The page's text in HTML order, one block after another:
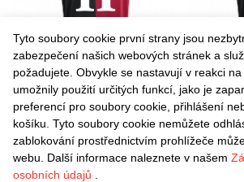
Danxen Dámské Artem
Stepanov #11 Vínová Černá
Domů Hráčské Dresy
2025/26 Dres
Kč1.542,60
Danxen
Černá
2025/26
Kč
Tyto soubory cookie první strany jsou
zabezpečení našich webových stránek a
požadujete. Obvykle se nastavují v reakci
umožnily použití určitých funkcí, jako je
preferencí pro soubory cookie, přihlášení
košíku. Tyto soubory cookie nemůžete
zablokování prostřednictvím prohlížeče
webu. Další informace naleznete v našem
osobních údajů